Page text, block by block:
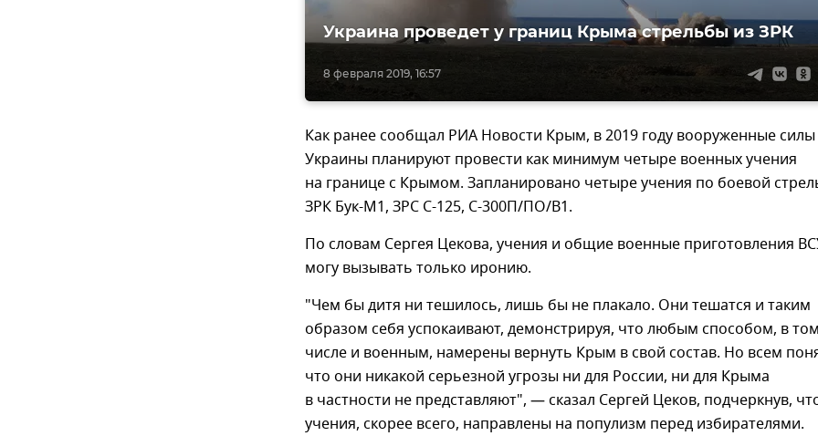
8 февраля 2019, 16:57
Украина проведет у границ Крыма стрельбы из ЗРК
Как ранее сообщал РИА Новости Крым, в 2019 году вооруженные силы
Украины планируют провести как минимум четыре военных учения
на границе с Крымом. Запланировано четыре учения по боевой
ЗРК Бук-М1, ЗРС С-125, С-300П/ПО/В1.
По словам Сергея Цекова, учения и общие военные приготовления
могу вызывать только иронию.
"Чем бы дитя ни тешилось, лишь бы не плакало. Они тешатся и таким
образом себя успокаивают, демонстрируя, что любым способом, в
числе и военным, намерены вернуть Крым в свой состав. Но всем
что они никакой серьезной угрозы ни для России, ни для Крыма
в частности не представляют", — сказал Сергей Цеков, подчеркнув,
учения, скорее всего, направлены на популизм перед избирателями.